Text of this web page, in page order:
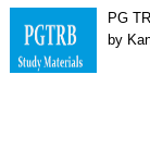
PG
by